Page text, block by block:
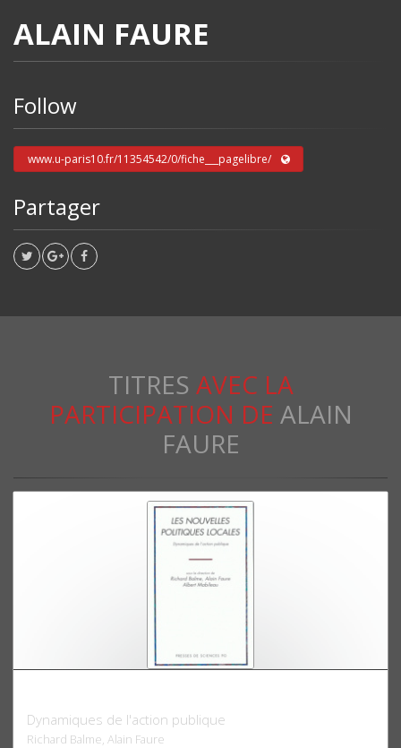
ALAIN FAURE
Follow
www.u-paris10.fr/11354542/0/fiche___pagelibre/
Partager
TITRES AVEC LA
PARTICIPATION DE ALAIN
FAURE
Dynamiques de l'action publique
Richard Balme, Alain Faure